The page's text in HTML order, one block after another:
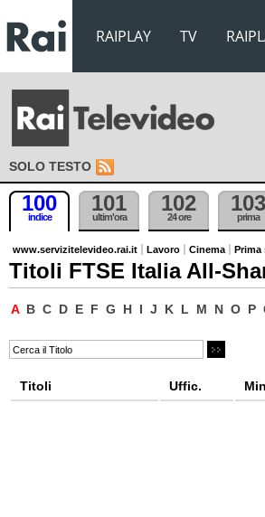
RAIPLAY TV
SOLO TESTO
100
indice
101
ultim'ora
102
24 ore
103
prima
www.servizitelevideo.rai.it Lavoro Cinema Prima
Titoli FTSE Italia All-
A B C D E F G H I J K L M N O P
Titoli Uffic. Min